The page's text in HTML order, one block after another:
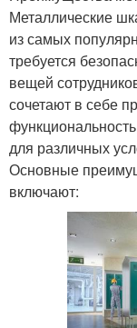
Металлические
из самых
требуется
вещей
сочетают в себе
для различных
Основные
включают: